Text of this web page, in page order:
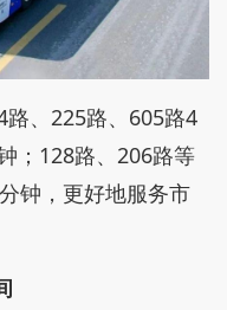
、225路、605路4
；128路、206路等
钟，更好地服务市